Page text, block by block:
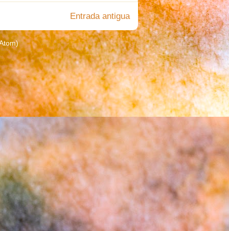
Entrada antigua